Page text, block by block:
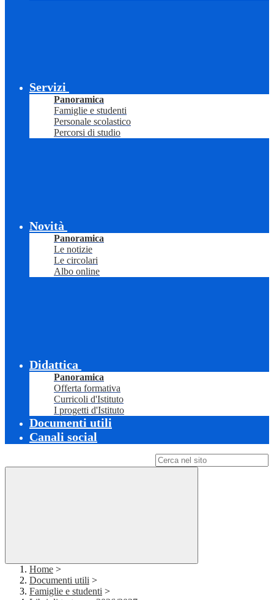
Servizi
Panoramica
Famiglie e studenti
Personale scolastico
Percorsi di studio
Novità
Panoramica
Le notizie
Le circolari
Albo online
Didattica
Panoramica
Offerta formativa
Curricoli d'Istituto
I progetti d'Istituto
Documenti utili
Canali social
Home >
Documenti utili >
Famiglie e studenti >